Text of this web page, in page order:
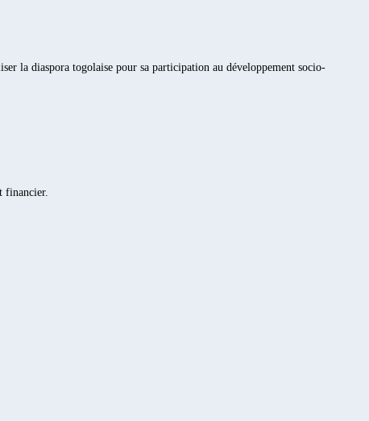
la diaspora togolaise pour sa participation au développement socio-
financier.